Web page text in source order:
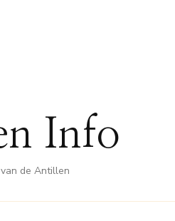
Info
de Antillen